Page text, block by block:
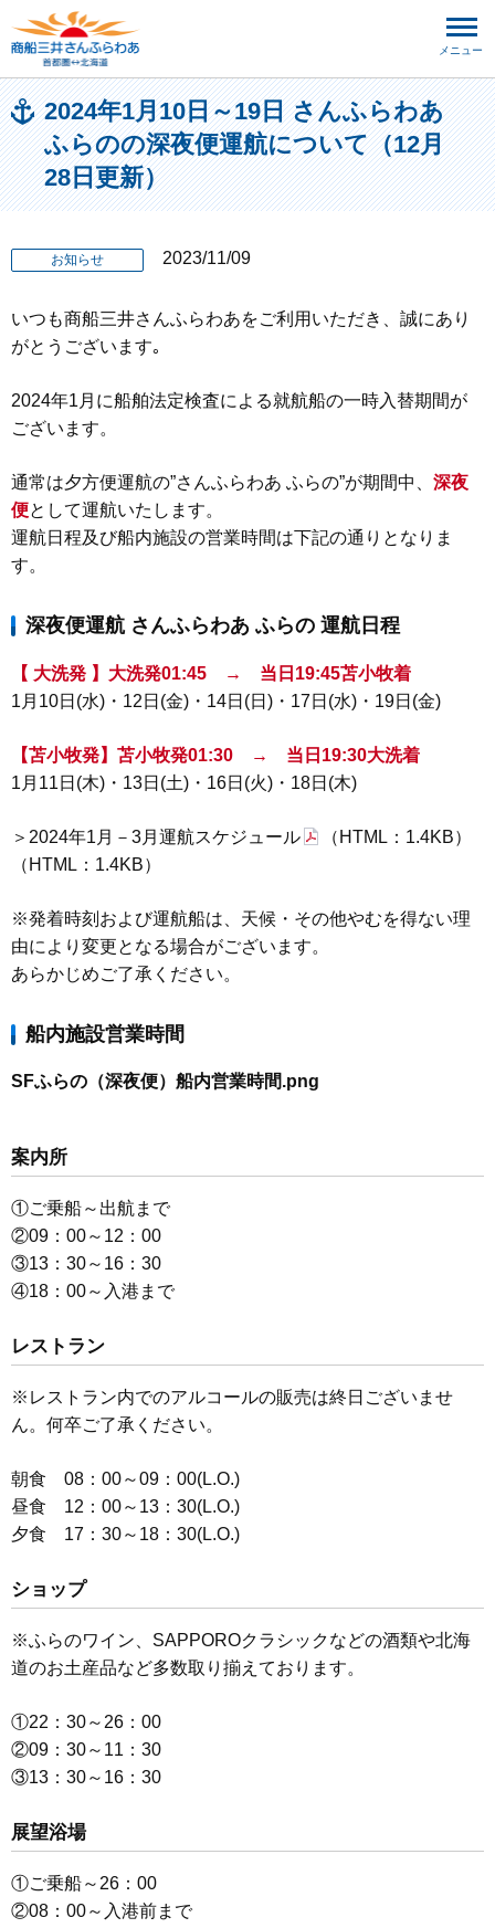
メニュー
2024年1月10日～19日 さんふらわあ
ふらのの深夜便運航について（12月
28日更新）
お知らせ 2023/11/09
いつも商船三井さんふらわあをご利用いただき、誠にあり
がとうございます｡
2024年1月に船舶法定検査による就航船の一時入替期間が
ございます。
通常は夕方便運航の”さんふらわあ ふらの”が期間中、 深夜
便として運航いたします。
運航日程及び船内施設の営業時間は下記の通りとなりま
す。
深夜便運航 さんふらわあ ふらの 運航日程
【 大洗発 】大洗発01:45 → 当日19:45苫小牧着
1月10日(水) ・12日(金)・14日(日)・17日(水)・19日(金)
【苫小牧発】苫小牧発01:30 → 当日19:30大洗着
1月11日(木)・13日(土)・16日(火)・18日(木)
＞2024年1月－3月運航スケジュール
（HTML：1.4KB）
（HTML：1.4KB）
※発着時刻および運航船は、天候・その他やむを得ない理
由により変更となる場合がございます。
あらかじめご了承ください。
船内施設営業時間
SFふらの（深夜便）船内営業時間.png
案内所
①ご乗船～出航まで
②09：00～12：00
③13：30～16：30
④18：00～入港まで
レストラン
※レストラン内でのアルコールの販売は終日ございませ
ん。何卒ご了承ください。
朝食 08：00～09：00(L.O.)
昼食 12：00～13：30(L.O.)
夕食 17：30～18：30(L.O.)
ショップ
※ふらのワイン、SAPPOROクラシックなどの酒類や北海
道のお土産品など多数取り揃えております。
①22：30～26：00
②09：30～11：30
③13：30～16：30
展望浴場
①ご乗船～26：00
②08：00～入港前まで